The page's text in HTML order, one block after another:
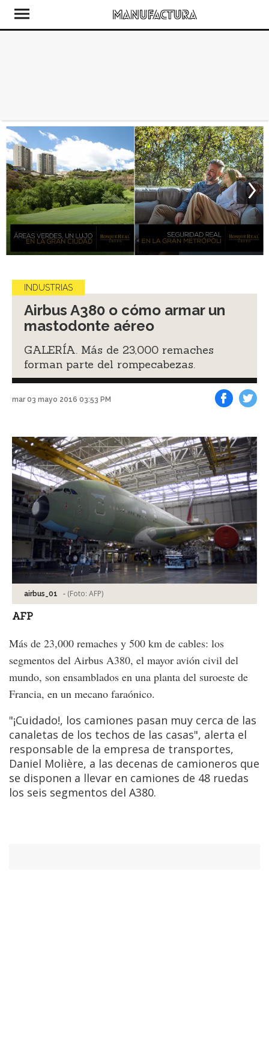
INDUSTRIAS
Airbus A380 o cómo armar un
mastodonte aéreo
GALERÍA. Más de 23,000 remaches
forman parte del rompecabezas.
mar 03 mayo 2016 03:53 PM
airbus_01 - (Foto: AFP)
AFP
Más de 23,000 remaches y 500 km de cables: los
segmentos del Airbus A380, el mayor avión civil del
mundo, son ensamblados en una planta del suroeste de
Francia, en un mecano faraónico.
"¡Cuidado!, los camiones pasan muy cerca de las
canaletas de los techos de las casas", alerta el
responsable de la empresa de transportes,
Daniel Molière, a las decenas de camioneros que
se disponen a llevar en camiones de 48 ruedas
los seis segmentos del A380.